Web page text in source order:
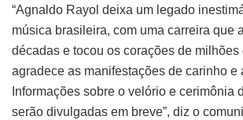
“Agnaldo Rayol deixa um legado
música brasileira, com uma carreira que
décadas e tocou os corações de milhões
agradece as manifestações de carinho e
Informações sobre o velório e cerimônia
serão divulgadas em breve”, diz o